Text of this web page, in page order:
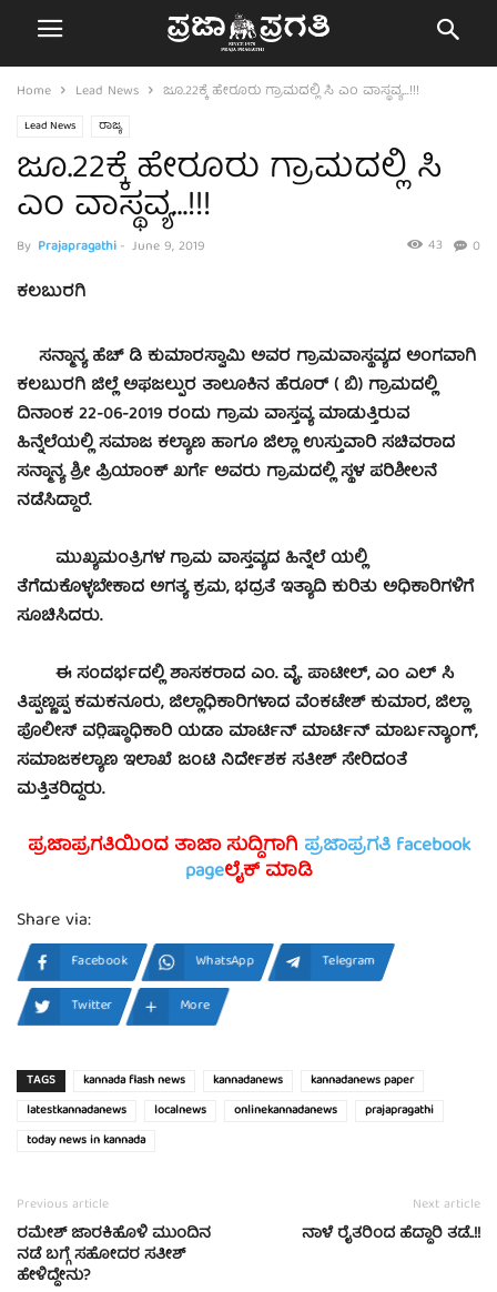
Home Lead News ಜೂ.22ಕ್ಕೆ ಹೇರೂರು ಗ್ರಾಮದಲ್ಲಿ ಸಿ ಎಂ ವಾಸ್ಥವ್ಯ…!!!
Lead News ರಾಜ್ಯ
ಜೂ.22ಕ್ಕೆ ಹೇರೂರು ಗ್ರಾಮದಲ್ಲಿ ಸಿ
ಎಂ ವಾಸ್ಥವ್ಯ…!!!
By Prajapragathi- June 9, 2019 0
43
ಕಲಬುರಗಿ
ಸನ್ಮಾನ್ಯ ಹೆಚ್ ಡಿ ಕುಮಾರಸ್ವಾಮಿ ಅವರ ಗ್ರಾಮವಾಸ್ಥವ್ಯದ ಅಂಗವಾಗಿ
ಕಲಬುರಗಿ ‌ಜಿಲ್ಲೆ ಅಫಜಲ್ಪುರ ತಾಲೂಕಿನ ಹೆರೂರ್ ( ಬಿ) ಗ್ರಾಮದಲ್ಲಿ
ದಿನಾಂಕ 22-06-2019 ರಂದು ಗ್ರಾಮ ವಾಸ್ತವ್ಯ ಮಾಡುತ್ತಿರುವ
ಹಿನ್ನೆಲೆಯಲ್ಲಿ ಸಮಾಜ ಕಲ್ಯಾಣ ಹಾಗೂ ಜಿಲ್ಲಾ ಉಸ್ತುವಾರಿ ಸಚಿವರಾದ
ಸನ್ಮಾನ್ಯ ಶ್ರೀ ಪ್ರಿಯಾಂಕ್ ಖರ್ಗೆ ಅವರು ಗ್ರಾಮದಲ್ಲಿ ಸ್ಥಳ ಪರಿಶೀಲನೆ
ನಡೆಸಿದ್ದಾರೆ.
ಮುಖ್ಯಮಂತ್ರಿಗಳ ಗ್ರಾಮ ವಾಸ್ತವ್ಯದ ಹಿನ್ನೆಲೆ ಯಲ್ಲಿ
ತೆಗೆದುಕೊಳ್ಳಬೇಕಾದ ಅಗತ್ಯ ಕ್ರಮ, ಭದ್ರತೆ ಇತ್ಯಾದಿ ಕುರಿತು ಅಧಿಕಾರಿಗಳಿಗೆ
ಸೂಚಿಸಿದರು.
ಈ ಸಂದರ್ಭದಲ್ಲಿ ಶಾಸಕರಾದ ಎಂ. ವೈ. ಪಾಟೀಲ್, ಎಂ ಎಲ್ ಸಿ
ತಿಪ್ಪಣ್ಣಪ್ಪ ಕಮಕನೂರು, ಜಿಲ್ಲಾಧಿಕಾರಿಗಳಾದ ವೆಂಕಟೇಶ್ ಕುಮಾರ, ಜಿಲ್ಲಾ
ಪೊಲೀಸ್ ವರಿ಼ಷ್ಠಾಧಿಕಾರಿ ಯಡಾ ಮಾರ್ಟಿನ್ ಮಾರ್ಟಿನ್ ಮಾರ್ಬನ್ಯಾಂಗ್,
ಸಮಾಜಕಲ್ಯಾಣ ಇಲಾಖೆ ಜಂಟಿ ನಿರ್ದೇಶಕ ಸತೀಶ್ ಸೇರಿದಂತೆ
ಮತ್ತಿತರಿದ್ದರು.
ಪ್ರಜಾಪ್ರಗತಿಯಿಂದ ತಾಜಾ ಸುದ್ದಿಗಾಗಿ ಪ್ರಜಾಪ್ರಗತಿ facebook
pageಲೈಕ್ ಮಾಡಿ
Share via:
Facebook WhatsApp
Telegram
Twitter
More
TAGS kannada flash news kannadanews
kannadanews paper
latestkannadanews
localnews onlinekannadanews
prajapragathi
today news in kannada
Previous article
ರಮೇಶ್ ಜಾರಕಿಹೊಳಿ ಮುಂದಿನ
ನಡೆ ಬಗ್ಗೆ ಸಹೋದರ ಸತೀಶ್
ಹೇಳಿದ್ದೇನು?
Next article
ನಾಳೆ ರೈತರಿಂದ ಹೆದ್ದಾರಿ ತಡೆ..!!